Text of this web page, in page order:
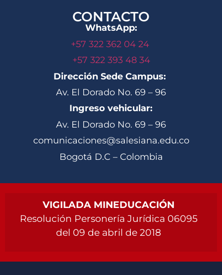
CONTACTO
WhatsApp:
+57 322 362 04 24
+57 322 393 48 34
Dirección Sede Campus:
Av. El Dorado No. 69 – 96
Ingreso vehicular:
Av. El Dorado No. 69 – 96
comunicaciones@salesiana.edu.co
Bogotá D.C – Colombia
VIGILADA MINEDUCACIÓN
Resolución Personería Jurídica 06095
del 09 de abril de 2018